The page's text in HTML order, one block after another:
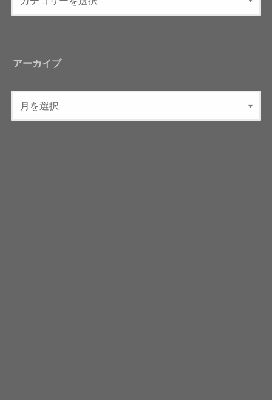
アーカイブ